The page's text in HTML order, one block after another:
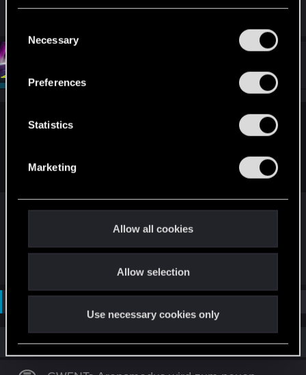
and tweak your preferences regarding them in the
Necessary
Preferences
Statistics
Marketing
Allow all cookies
Allow selection
Use necessary cookies only
Mar 31, 2021
UwePhse said:
werden !
Na, dann kümmere ich mich mal darum.
c
:
Similar threads